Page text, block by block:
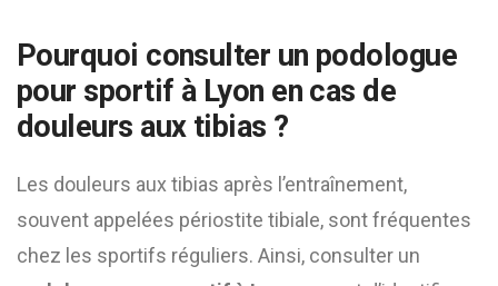
Pourquoi consulter un podologue
pour sportif à Lyon en cas de
douleurs aux tibias ?
Les douleurs aux tibias après l’entraînement,
souvent appelées périostite tibiale, sont fréquentes
chez les sportifs réguliers. Ainsi, consulter un